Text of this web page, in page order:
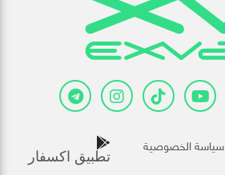
سياسة الخصوصية
تطبيق اكسفار